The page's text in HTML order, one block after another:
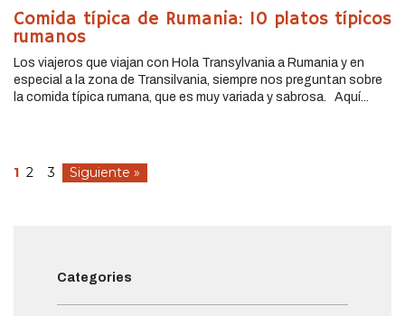
Comida típica de Rumania: 10 platos típicos
rumanos
Los viajeros que viajan con Hola Transylvania a Rumania y en
especial a la zona de Transilvania, siempre nos preguntan sobre
la comida típica rumana, que es muy variada y sabrosa. Aquí...
1 2 3 Siguiente »
Categories